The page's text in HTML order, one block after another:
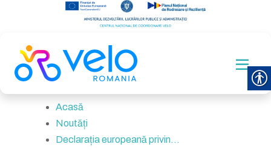
Acasă
Noutăți
Declarația europeană privin...